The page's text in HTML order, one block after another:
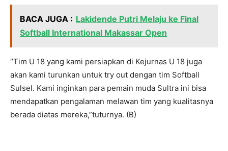
BACA JUGA : Lakidende Putri Melaju ke Final
Softball International Makassar Open
“Tim U 18 yang kami persiapkan di Kejurnas U 18 juga
akan kami turunkan untuk try out dengan tim Softball
Sulsel. Kami inginkan para pemain muda Sultra ini bisa
mendapatkan pengalaman melawan tim yang kualitasnya
berada diatas mereka,”tuturnya. (B)